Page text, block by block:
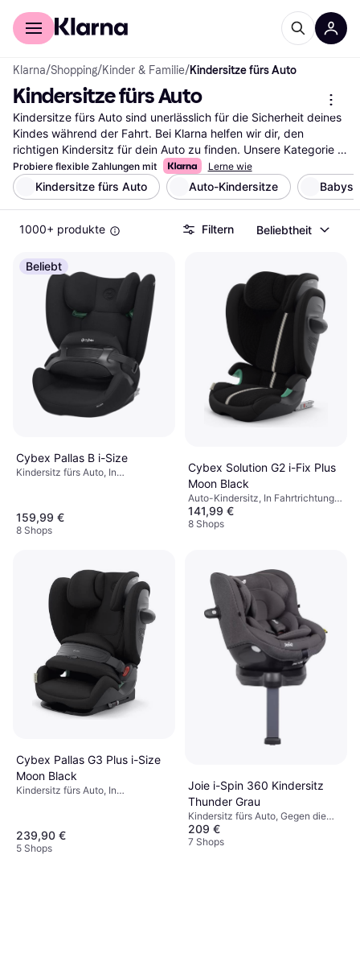
Für Shopper
Klarna/Shopping/Kinder & Familie/Kindersitze fürs Auto
Kindersitze fürs Auto
Kindersitze fürs Auto sind unerlässlich für die Sicherheit deines
Kindes während der Fahrt. Bei Klarna helfen wir dir, den
richtigen Kindersitz für dein Auto zu finden. Unsere Kategorie
bietet eine Vielzahl an Modellen, die du mit unseren praktischen
Filtern durchsuchen kannst. Egal ob du nach einem
rückwärtsgerichteten Sitz, einem Sitz mit Isofix oder einem
mitwachsenden Modell suchst, unsere Filter leiten dich schnell
zum passenden Kindersitz. Du kannst auch nach Marken,
weiter zu verfeinern. So findest du genau den Sitz, der den
Bedürfnissen deines Kindes entspricht. Lies die
Nutzerbewertungen, um mehr über die Erfahrungen anderer
Eltern zu erfahren und eine gut überlegte Entscheidung zu
treffen. Beginne deine Suche hier und finde den Kindersitz, der
die Sicherheit und den Komfort deines Kindes gewährleistet.
Mehr über kindersitze fürs auto »
Probiere flexible Zahlungen mit Lerne wie
Kindersitze fürs Auto Auto-Kindersitze
1000+ produkte Filtern Beliebtheit
Beliebt
Cybex Pallas B i-Size
Kindersitz fürs Auto, In
Waschbarer Bezug, Verstellbare
Kopfstütze
159,99 €
8 Shops
Cybex Solution G2 i-Fix Plus
Moon Black
Auto-Kindersitz, In Fahrtrichtung,
Gegen die Fahrtrichtung, i-Size,
UN R129, Waschbarer Bezug,
141,99 €
8 Shops
Cybex Pallas G3 Plus i-Size
Moon Black
Kindersitz fürs Auto, In
239,90 €
5 Shops
Joie i-Spin 360 Kindersitz
Thunder Grau
Kindersitz fürs Auto, Gegen die
Fahrtrichtung, In Fahrtrichtung,
Verstellbare Kopfstütze,
209 €
7 Shops